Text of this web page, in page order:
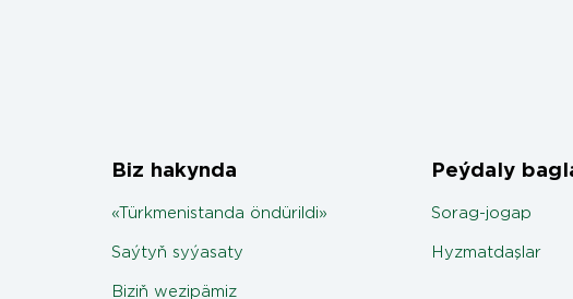
Biz hakynda
«Türkmenistanda öndürildi»
Saýtyň syýasaty
Biziň wezipämiz
Peýdaly
Sorag-jogap
Hyzmatdaşlar